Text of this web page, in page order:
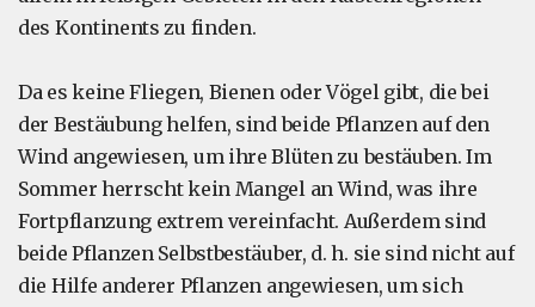
des Kontinents zu finden.
Da es keine Fliegen, Bienen oder Vögel gibt, die bei
der Bestäubung helfen, sind beide Pflanzen auf den
Wind angewiesen, um ihre Blüten zu bestäuben. Im
Sommer herrscht kein Mangel an Wind, was ihre
Fortpflanzung extrem vereinfacht. Außerdem sind
beide Pflanzen Selbstbestäuber, d. h. sie sind nicht auf
die Hilfe anderer Pflanzen angewiesen, um sich